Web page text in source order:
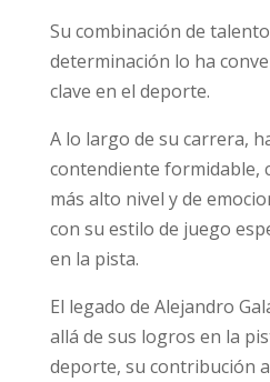
Su combinación de
determinación lo ha
clave en el deporte.
A lo largo de su carrera,
contendiente formidable,
más alto nivel y de
con su estilo de juego
en la pista.
El legado de Alejandro
allá de sus logros en la
deporte, su contribución